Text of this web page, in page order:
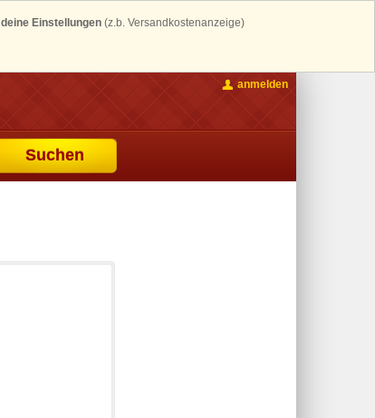
deine Einstellungen (z.b. Versandkostenanzeige)
Suchen
anmelden